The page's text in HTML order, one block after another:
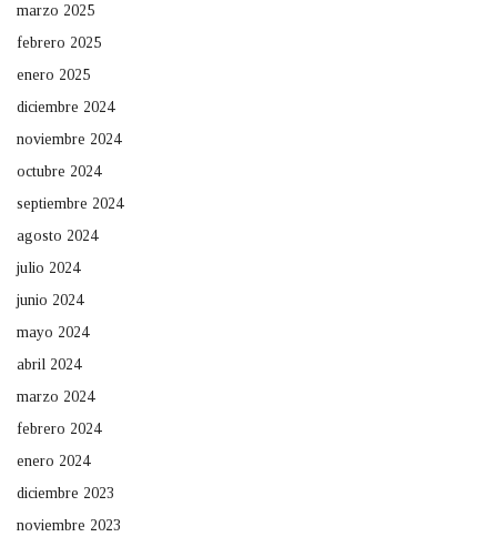
marzo 2025
febrero 2025
enero 2025
diciembre 2024
noviembre 2024
octubre 2024
septiembre 2024
agosto 2024
julio 2024
junio 2024
mayo 2024
abril 2024
marzo 2024
febrero 2024
enero 2024
diciembre 2023
noviembre 2023